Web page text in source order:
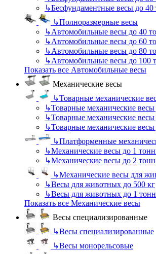
↳Бесфундаментные весы до 40
↳Полноразмерные весы
↳Автомобильные весы до 40
↳Автомобильные весы до 60
↳Автомобильные весы до 80
↳Автомобильные весы до 100
Показать все Автомобильные весы
Механические весы
↳Товарные механические
↳Товарные механические весы
↳Товарные механические весы
↳Товарные механические весы
↳Платформенные
↳Механические весы до 1
↳Механические весы до 2 тонн
↳Механические весы для
↳Весы для животных до 500 кг
↳Весы для животных до 1
Показать все Механические весы
Весы специализированные
↳Весы специализированные
↳Весы монорельсовые